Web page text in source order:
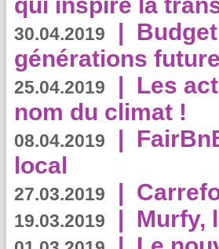
30.04.2019 |
générations
25.04.2019 | Les
nom du climat !
08.04.2019 |
local
27.03.2019 |
19.03.2019 | Murfy,